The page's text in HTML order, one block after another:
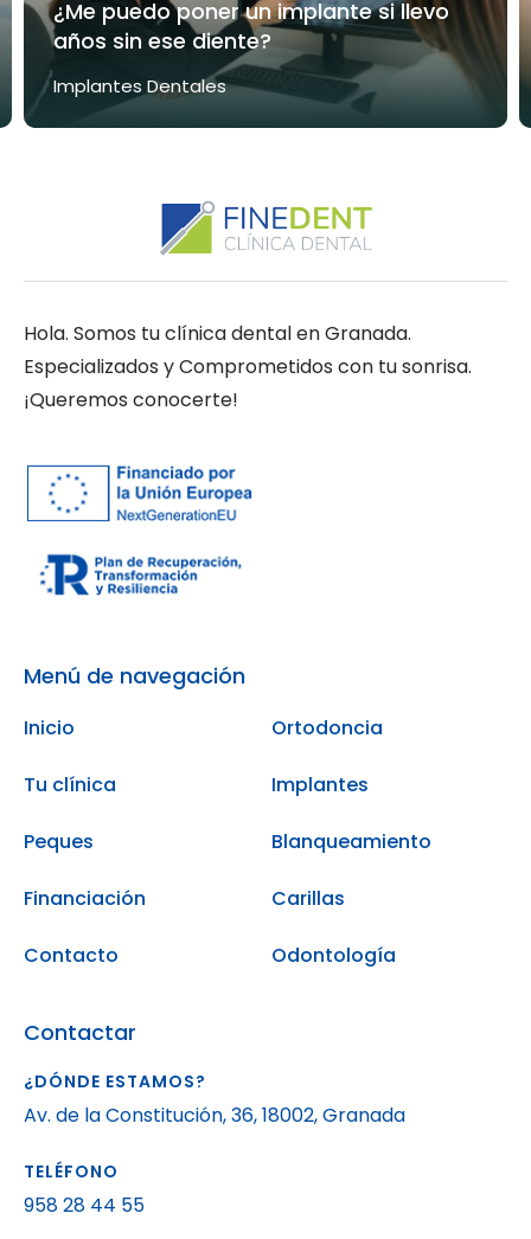
¿Me puedo poner un implante si llevo
años sin ese diente?
Implantes Dentales
Hola. Somos tu clínica dental en Granada.
Especializados y Comprometidos con tu sonrisa.
¡Queremos conocerte!
Menú de navegación
Inicio
Tu clínica
Peques
Financiación
Contacto
Ortodoncia
Implantes
Blanqueamiento
Carillas
Odontología
Contactar
¿DÓNDE ESTAMOS?
Av. de la Constitución, 36, 18002, Granada
TELÉFONO
958 28 44 55